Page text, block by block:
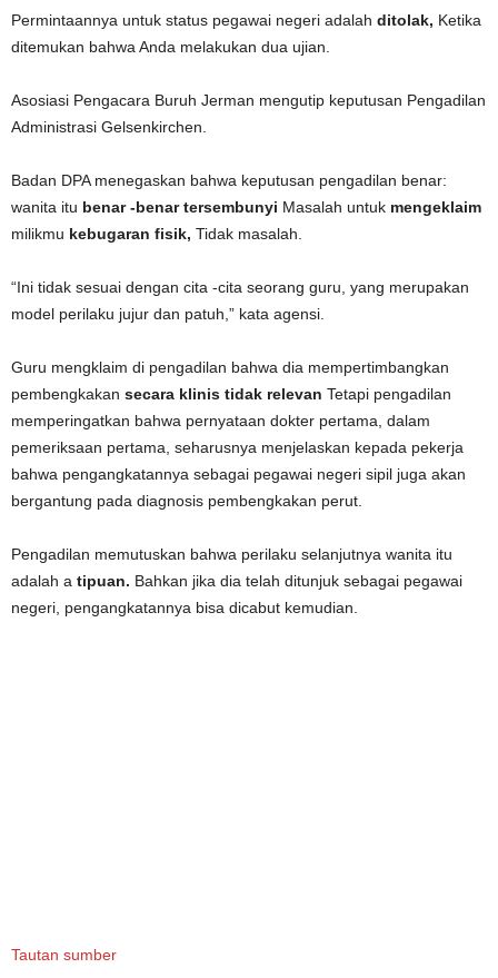
Permintaannya untuk status pegawai negeri adalah ditolak, Ketika
ditemukan bahwa Anda melakukan dua ujian.
Asosiasi Pengacara Buruh Jerman mengutip keputusan Pengadilan
Administrasi Gelsenkirchen.
Badan DPA menegaskan bahwa keputusan pengadilan benar:
wanita itu benar -benar tersembunyi Masalah untuk mengeklaim
milikmu kebugaran fisik, Tidak masalah.
“Ini tidak sesuai dengan cita -cita seorang guru, yang merupakan
model perilaku jujur ​​dan patuh,” kata agensi.
Guru mengklaim di pengadilan bahwa dia mempertimbangkan
pembengkakan secara klinis tidak relevan Tetapi pengadilan
memperingatkan bahwa pernyataan dokter pertama, dalam
pemeriksaan pertama, seharusnya menjelaskan kepada pekerja
bahwa pengangkatannya sebagai pegawai negeri sipil juga akan
bergantung pada diagnosis pembengkakan perut.
Pengadilan memutuskan bahwa perilaku selanjutnya wanita itu
adalah a tipuan. Bahkan jika dia telah ditunjuk sebagai pegawai
negeri, pengangkatannya bisa dicabut kemudian.
Tautan sumber